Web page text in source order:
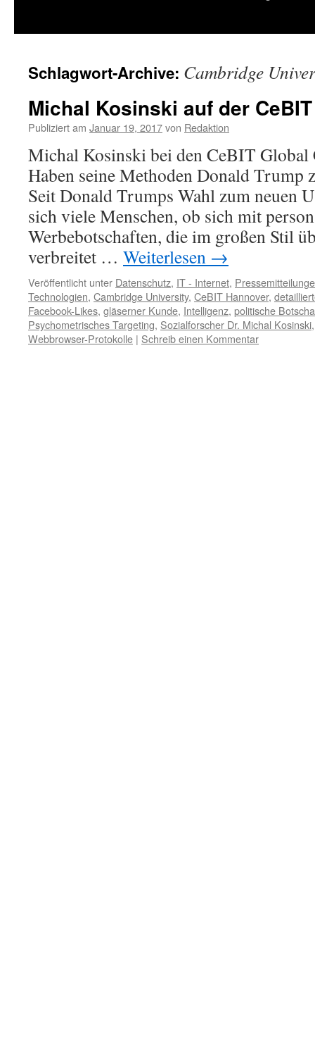
Schlagwort-Archive: Cambridge
Michal Kosinski auf der CeBIT
Publiziert am Januar 19, 2017von Redaktion
Michal Kosinski bei den CeBIT Global
Haben seine Methoden Donald Trump
Seit Donald Trumps Wahl zum neuen
sich viele Menschen, ob sich mit
Werbebotschaften, die im großen Stil
verbreitet … Weiterlesen →
Veröffentlicht unter Datenschutz, IT - Internet,
Technologien, Cambridge University, CeBIT Hannover,
Facebook-Likes, gläserner Kunde, Intelligenz, politische
Psychometrisches Targeting, Sozialforscher Dr. Michal Kosinski
Webbrowser-Protokolle | Schreib einen Kommentar